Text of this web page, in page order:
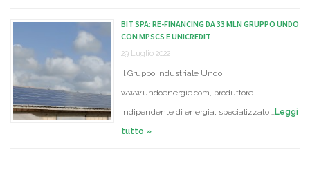
BIT SPA: RE-FINANCING DA 33 MLN GRUPPO UNDO
CON MPSCS E UNICREDIT
29 Luglio 2022
Il Gruppo Industriale Undo
www.undoenergie.com, produttore
indipendente di energia, specializzato …Leggi
tutto »